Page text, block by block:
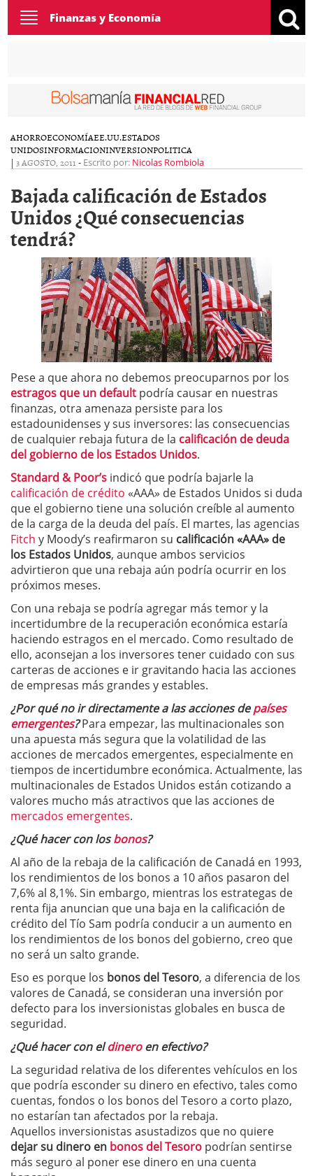
Toggle
navigation
Finanzas y Economía
AHORROECONOMÍAEE.UU.ESTADOS
UNIDOSINFORMACIONINVERSIONPOLITICA
| 3 AGOSTO, 2011 - Escrito por: Nicolas Rombiola
Bajada calificación de Estados
Unidos ¿Qué consecuencias
tendrá?
Pese a que ahora no debemos preocuparnos por los
estragos que un default podría causar en nuestras
finanzas, otra amenaza persiste para los
estadounidenses y sus inversores: las consecuencias
de cualquier rebaja futura de la calificación de deuda
del gobierno de los Estados Unidos.
Standard & Poor’s indicó que podría bajarle la
calificación de crédito «AAA» de Estados Unidos si duda
que el gobierno tiene una solución creíble al aumento
de la carga de la deuda del país. El martes, las agencias
Fitch y Moody’s reafirmaron su calificación «AAA» de
los Estados Unidos, aunque ambos servicios
advirtieron que una rebaja aún podría ocurrir en los
próximos meses.
Con una rebaja se podría agregar más temor y la
incertidumbre de la recuperación económica estaría
haciendo estragos en el mercado. Como resultado de
ello, aconsejan a los inversores tener cuidado con sus
carteras de acciones e ir gravitando hacia las acciones
de empresas más grandes y estables.
¿Por qué no ir directamente a las acciones depaíses
emergentes?Para empezar, las multinacionales son
una apuesta más segura que la volatilidad de las
acciones de mercados emergentes, especialmente en
tiempos de incertidumbre económica. Actualmente, las
multinacionales de Estados Unidos están cotizando a
valores mucho más atractivos que las acciones de
mercados emergentes.
¿Qué hacer con losbonos?
Al año de la rebaja de la calificación de Canadá en 1993,
los rendimientos de los bonos a 10 años pasaron del
7,6% al 8,1%. Sin embargo, mientras los estrategas de
renta fija anuncian que una baja en la calificación de
crédito del Tío Sam podría conducir a un aumento en
los rendimientos de los bonos del gobierno, creo que
no será un salto grande.
Eso es porque los bonos del Tesoro, a diferencia de los
valores de Canadá, se consideran una inversión por
defecto para los inversionistas globales en busca de
seguridad.
¿Qué hacer con eldineroen efectivo?
La seguridad relativa de los diferentes vehículos en los
que podría esconder su dinero en efectivo, tales como
cuentas, fondos o los bonos del Tesoro a corto plazo,
no estarían tan afectados por la rebaja.
Aquellos inversionistas asustadizos que no quiere
dejar su dinero en bonos del Tesoro podrían sentirse
más seguro al poner ese dinero en una cuenta